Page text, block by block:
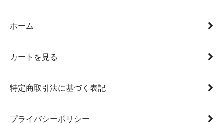
ホーム
カートを見る
特定商取引法に基づく表記
プライバシーポリシー